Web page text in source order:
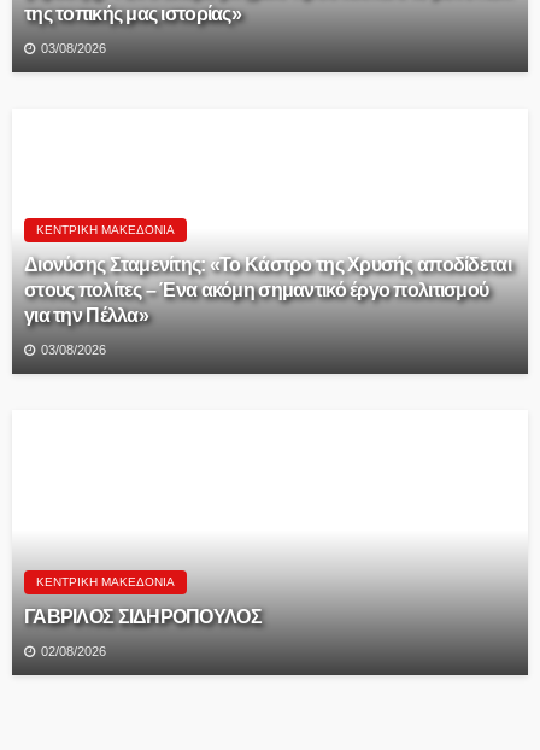
της τοπικής μας ιστορίας»
03/08/2026
ΚΕΝΤΡΙΚΉ ΜΑΚΕΔΟΝΊΑ
Διονύσης Σταμενίτης: «Το Κάστρο της Χρυσής αποδίδεται
στους πολίτες – Ένα ακόμη σημαντικό έργο πολιτισμού
για την Πέλλα»
03/08/2026
ΚΕΝΤΡΙΚΉ ΜΑΚΕΔΟΝΊΑ
ΓΑΒΡΙΛΟΣ ΣΙΔΗΡΟΠΟΥΛΟΣ
02/08/2026